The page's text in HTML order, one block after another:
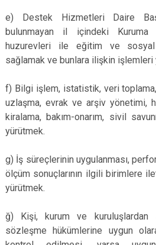
e) Destek Hizmetleri Daire
bulunmayan il içindeki Kuruma
huzurevleri ile eğitim ve
sağlamak ve bunlara ilişkin işlemleri
f) Bilgi işlem, istatistik, veri
uzlaşma, evrak ve arşiv yönetimi,
kiralama, bakım-onarım, sivil
yürütmek.
g) İş süreçlerinin uygulanması,
ölçüm sonuçlarının ilgili birimlere
yürütmek.
ğ) Kişi, kurum ve kuruluşlardan
sözleşme hükümlerine uygun